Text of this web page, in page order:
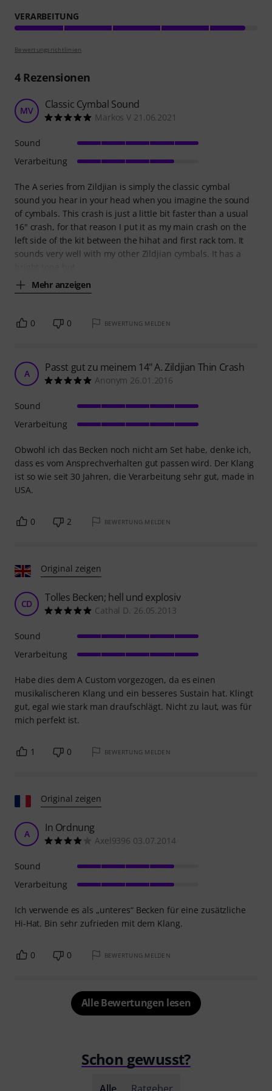
VERARBEITUNG
Bewertungsrichtlinien
4Rezensionen
MV Classic Cymbal Sound
Markos V 21.06.2021
The A series from Zildjian is simply the classic cymbal
sound you hear in your head when you imagine the sound
of cymbals. This crash is just a little bit faster than a usual
16" crash, for that reason I put it as my main crash on the
left side of the kit between the hihat and first rack tom. It
sounds very well with my other Zildjian cymbals. It has a
Mehr anzeigen
Sound
Verarbeitung
0 0 BEWERTUNG MELDEN
A Passt gut zu meinem 14" A. Zildjian Thin Crash
Anonym 26.01.2016
Obwohl ich das Becken noch nicht am Set habe, denke ich,
dass es vom Ansprechverhalten gut passen wird. Der Klang
ist so wie seit 30 Jahren, die Verarbeitung sehr gut, made in
USA.
Sound
Verarbeitung
0 2 BEWERTUNG MELDEN
Original zeigen
CD Tolles Becken; hell und explosiv
Cathal D. 26.05.2013
Habe dies dem A Custom vorgezogen, da es einen
musikalischeren Klang und ein besseres Sustain hat. Klingt
gut, egal wie stark man draufschlägt. Nicht zu laut, was für
mich perfekt ist.
Sound
Verarbeitung
1 0 BEWERTUNG MELDEN
Original zeigen
A In Ordnung
Axel9396 03.07.2014
Ich verwende es als „unteres“ Becken für eine zusätzliche
Hi-Hat. Bin sehr zufrieden mit dem Klang.
Sound
Verarbeitung
0 0 BEWERTUNG MELDEN
Alle Bewertungen lesen
Schon gewusst?